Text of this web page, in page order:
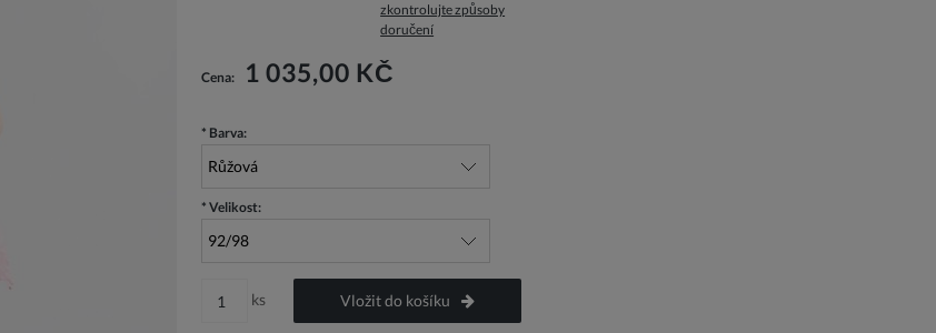
Cena nezahrnuje případné náklady na platbu
zkontrolujte způsoby
doručení
Cena: 1 035,00 KČ
* Barva:
* Velikost:
ks Vložit do košíku